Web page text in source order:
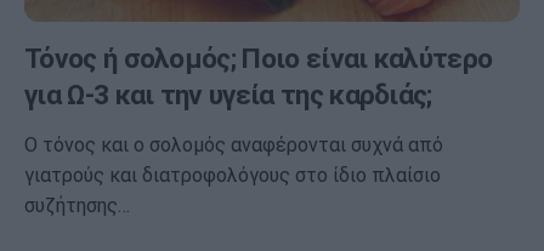
Τόνος ή σολομός; Ποιο είναι καλύτερο
για Ω-3 και την υγεία της καρδιάς;
Ο τόνος και ο σολομός αναφέρονται συχνά από
γιατρούς και διατροφολόγους στο ίδιο πλαίσιο
συζήτησης…